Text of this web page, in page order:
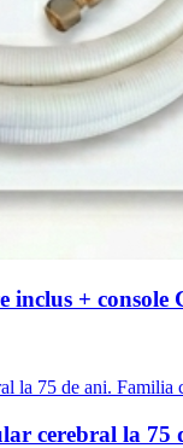
+ console
cerebral la